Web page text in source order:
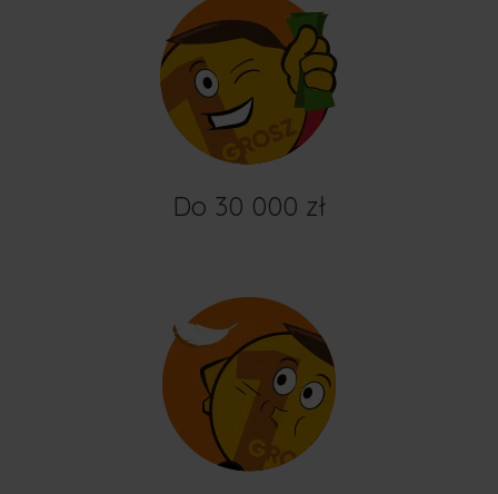
Do 30 000 zł